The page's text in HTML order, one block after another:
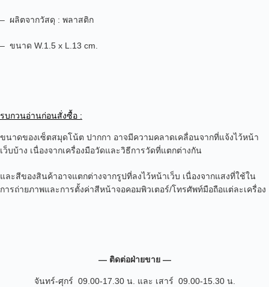
– ผลิตจากวัสดุ : พลาสติก
– ขนาด W.1.5 x L.13 cm.
รบกวนอ่านก่อนสั่งซื้อ :
ขนาดของเซ็ตสมุดโน้ต ปากกา อาจมีความคลาดเคลื่อนจากที่แจ้งไว้หน้า
เว็บบ้าง เนื่องจากเครื่องมือวัดและวิธีการวัดที่แตกต่างกัน
และสีของสินค้าอาจแตกต่างจากรูปที่ลงไว้หน้าเว็บ เนื่องจากแสงที่ใช้ใน
การถ่ายภาพและการตั้งค่าสีหน้าจอคอมพิวเตอร์/โทรศัพท์มือถือแต่ละเครื่อง
— ติดต่อฝ่ายขาย —
จันทร์-ศุกร์ 09.00-17.30 น. และ เสาร์ 09.00-15.30 น.